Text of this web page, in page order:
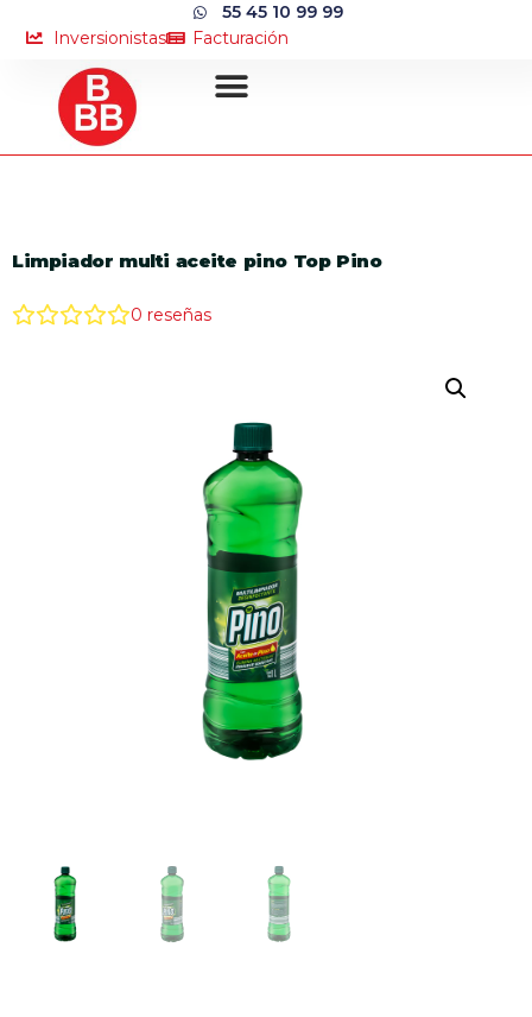
55 45 10 99 99
Inversionistas
Facturación
Limpiador multi aceite pino Top Pino
0 reseñas